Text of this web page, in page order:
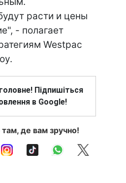
расти и цены
- полагает
Westpac
Підпишіться
в Google!
де вам зручно!